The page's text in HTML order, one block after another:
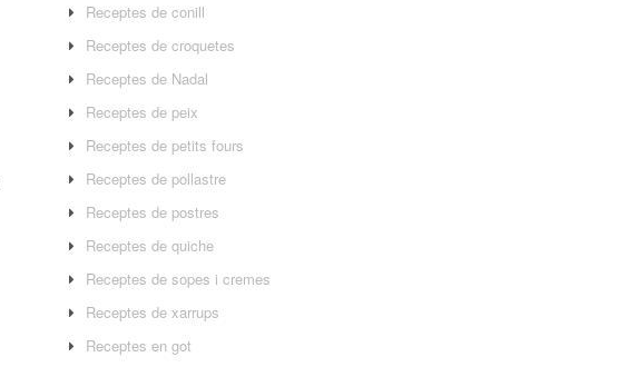
Receptes de conill
Receptes de croquetes
Receptes de Nadal
Receptes de peix
Receptes de petits fours
Receptes de pollastre
Receptes de postres
Receptes de quiche
Receptes de sopes i cremes
Receptes de xarrups
Receptes en got